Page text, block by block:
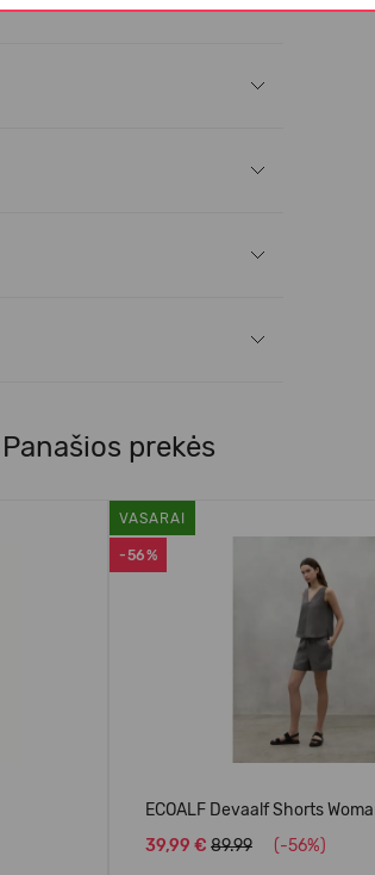
Panašios prekės
-56%
VASARAI
ECOALF Devaalf Shorts
39,99 € 89.99 (-56%)